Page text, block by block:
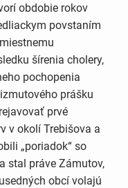
obdobie rokov
povstaním
šírenia cholery,
pochopenia
prášku
prvé
v okolí Trebišova a
„poriadok“ so
stal práve Zámutov,
obcí volajú